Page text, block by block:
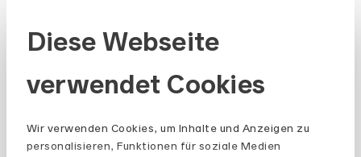
Diese Webseite
verwendet Cookies
Wir verwenden Cookies, um Inhalte und Anzeigen zu
personalisieren, Funktionen für soziale Medien